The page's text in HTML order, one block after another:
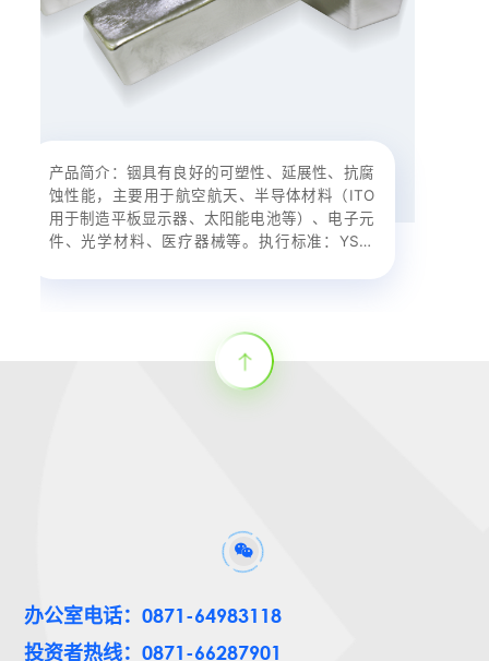
产品简介：铟具有良好的可塑性、延展性、抗腐
蚀性能，主要用于航空航天、半导体材料（ITO
用于制造平板显示器、太阳能电池等）、电子元
件、光学材料、医疗器械等。执行标准：YS/T
产品简介：铟具有良好的可塑性、延展性、抗腐
蚀性能，主要用于航空航天、半导体材料（ITO
用于制造平板显示器、太阳能电池等）、电子元
件、光学材料、医疗器械等。执行标准：YS/T
阴极铜为玫瑰红色金属，柔软，有金属光泽，富
裕延展性，易弯曲、强度较好，有良好的导电性
和导热性，铜及其化合物无磁性。阴极铜主要在
电子、电器、造船、建筑、汽车工业、国防工业
产品简介：铸造性能好，可以压铸形状复杂，主
要用于制造玩具、餐具、锁具、五金装饰件、电
气与电子铸件、浴室配件、汽车零配件、拉链、
金属扣、表壳、风扇、生活用品、家用电器、照
锭重9~10kg，每捆100锭，采用塑钢带捆扎，净
重约为900~1000kg。年产量：5万
执行标准：GB/T 4135-2016 牌号: IC-Ag99.99
品种规格：产品为长方形或梯形，锭重15kg+1kg
外形尺寸长365+20mm*宽135+20mm厚
29+2mm；产品简介：白色金属，熔点
办公室电话：0871-64983118
投资者热线：0871-66287901